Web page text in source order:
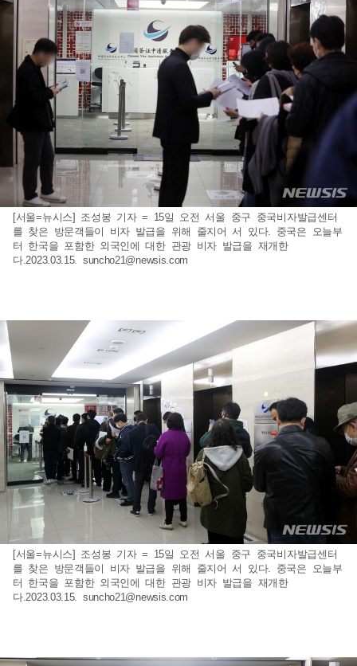
[서울=뉴시스] 조성봉 기자 = 15일 오전 서울 중구 중국비자발급센터
를 찾은 방문객들이 비자 발급을 위해 줄지어 서 있다. 중국은 오늘부
터 한국을 포함한 외국인에 대한 관광 비자 발급을 재개한
다.2023.03.15. suncho21@newsis.com
[서울=뉴시스] 조성봉 기자 = 15일 오전 서울 중구 중국비자발급센터
를 찾은 방문객들이 비자 발급을 위해 줄지어 서 있다. 중국은 오늘부
터 한국을 포함한 외국인에 대한 관광 비자 발급을 재개한
다.2023.03.15. suncho21@newsis.com